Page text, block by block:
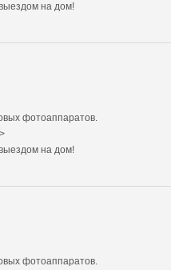
на дом!
фотоаппаратов.
на дом!
фотоаппаратов.